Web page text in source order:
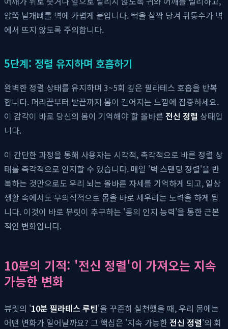
양쪽 날개뼈를 벽에 가볍게 붙입니다. 턱을 살짝 당겨 뒤통수가 벽
에서 뜨지 않도록 주의합니다.
5단계: 정렬 유지하며 호흡하기
완벽한 정렬 상태를 유지하며 3~5회 깊은 필라테스 호흡을 반복
합니다. 머리끝부터 발끝까지 몸이 길어지는 느낌에 집중하세요.
이 감각이 바로 당신의 몸이 기억해야 할 올바른 전신 정렬 상태입
니다.
이 간단한 과정을 통해 사용자는 시각적, 촉각적으로 바른 정렬 상
태를 즉각적으로 인지할 수 있습니다. 매일 '벽 스탠딩 정렬'을 반
복하는 것만으로도 우리 뇌는 올바른 자세를 기억하게 되고, 일상
생활 속에서도 무의식적으로 몸을 바로 세우려는 노력을 하게 됩
니다. 이것이 바로 뷰릿이 추구하는 '몸의 인지 능력'을 통한 근본
적인 변화입니다.
10분의 기적: '전신 정렬'이 가져오는 지속
가능한 변화
뷰릿의 '10분 필라테스 루틴'을 꾸준히 실천했을 때, 우리 몸에는
어떤 변화가 일어날까요? 그 핵심은 '지속 가능한 전신 정렬'의 회